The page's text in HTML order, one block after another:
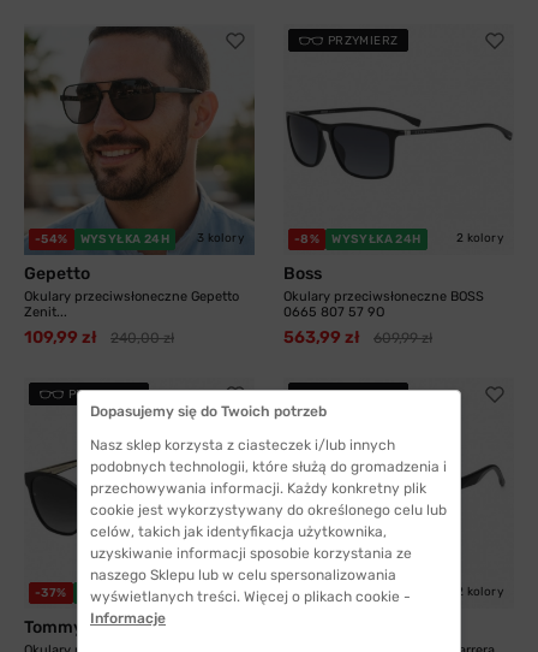
-54% WYSYŁKA 24H 3 kolory
Gepetto
Okulary przeciwsłoneczne Gepetto
Zenit...
109,99 zł 240,00 zł
PRZYMIERZ
-8% WYSYŁKA 24H 2 kolory
Boss
Okulary przeciwsłoneczne BOSS
0665 807 57 9O
563,99 zł 609,99 zł
PRZYMIERZ
-37% WYSYŁKA 24H 2 kolory
Tommy Hilfiger
PRZYMIERZ
-21% WYSYŁKA 24H 2 kolory
Dopasujemy się do Twoich potrzeb
Nasz sklep korzysta z ciasteczek i/lub innych
podobnych technologii, które służą do gromadzenia i
przechowywania informacji. Każdy konkretny plik
cookie jest wykorzystywany do określonego celu lub
celów, takich jak identyfikacja użytkownika,
uzyskiwanie informacji sposobie korzystania ze
naszego Sklepu lub w celu spersonalizowania
wyświetlanych treści. Więcej o plikach cookie -
Informacje